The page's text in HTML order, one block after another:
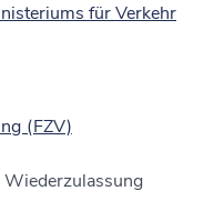
für Verkehr
(FZV)